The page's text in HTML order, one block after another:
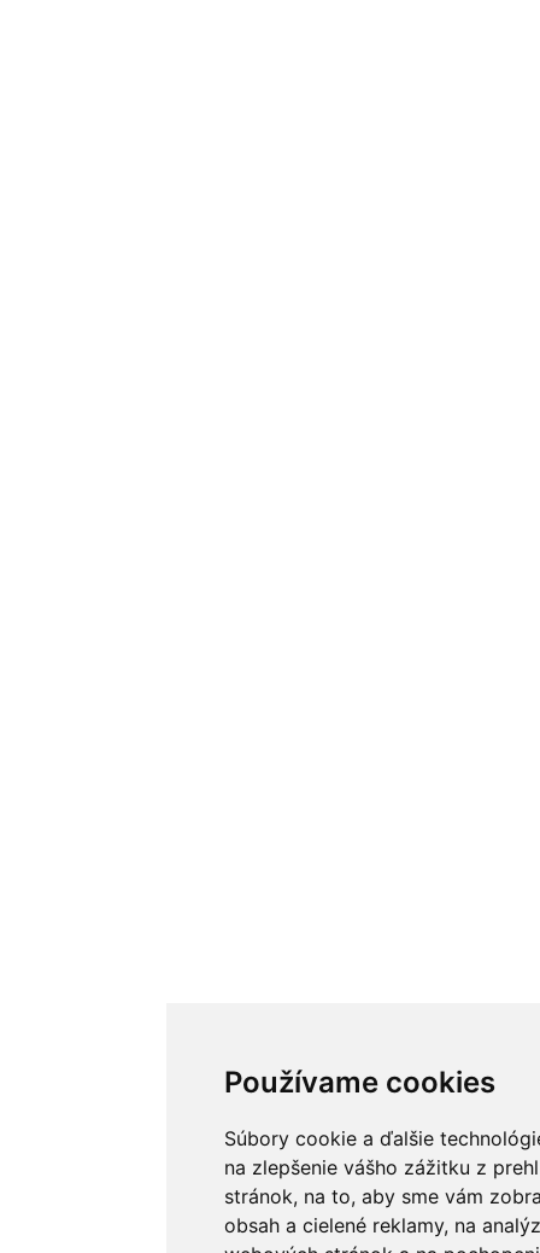
Používame cookies
Súbory cookie a ďalšie
na zlepšenie vášho zážitku z
stránok, na to, aby sme vám
obsah a cielené reklamy, na